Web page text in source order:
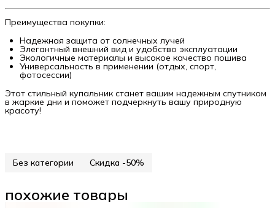
Преимущества покупки:
Надежная защита от солнечных лучей
Элегантный внешний вид и удобство эксплуатации
Экологичные материалы и высокое качество пошива
Универсальность в применении (отдых, спорт,
фотосессии)
Этот стильный купальник станет вашим надежным спутником
в жаркие дни и поможет подчеркнуть вашу природную
красоту!
Без категории Скидка -50%
похожие товары